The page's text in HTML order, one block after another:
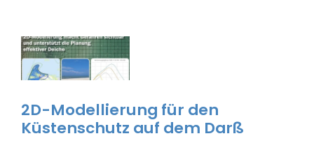
2D-Modellierung für den
Küstenschutz auf dem Darß